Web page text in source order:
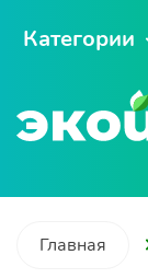
Категории
Главная